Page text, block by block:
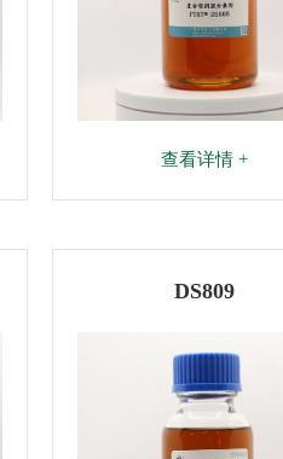
查看详情 +
DS809